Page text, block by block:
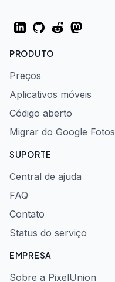
LinkedInGitHubRedditMastodon
PRODUTO
Preços
Aplicativos móveis
Código aberto
Migrar do Google Fotos
SUPORTE
Central de ajuda
FAQ
Contato
Status do serviço
EMPRESA
Sobre a PixelUnion